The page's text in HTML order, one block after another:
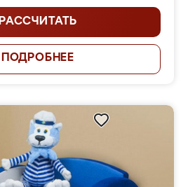
РАССЧИТАТЬ
ПОДРОБНЕЕ